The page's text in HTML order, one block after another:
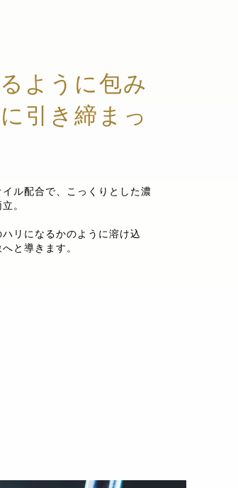
ように包み
引き締まっ
ル配合で、こっくりとした濃
。
リになるかのように溶け込
と導きます。